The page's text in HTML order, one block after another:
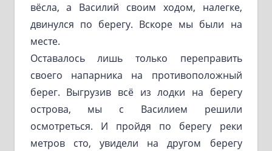
вёсла, а Василий своим ходом, налегке,
двинулся по берегу. Вскоре мы были на
месте.
Оставалось лишь только переправить
своего напарника на противоположный
берег. Выгрузив всё из лодки на берегу
острова, мы с Василием решили
осмотреться. И пройдя по берегу реки
метров сто, увидели на другом берегу